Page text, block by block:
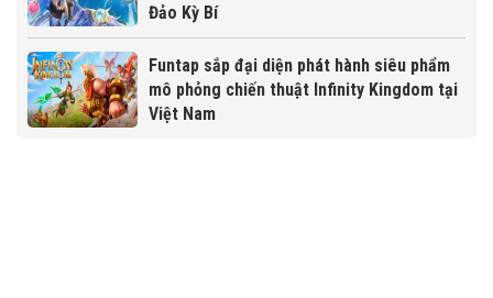
Đảo Kỳ Bí
Funtap sắp đại diện phát hành siêu phẩm
mô phỏng chiến thuật Infinity Kingdom tại
Việt Nam